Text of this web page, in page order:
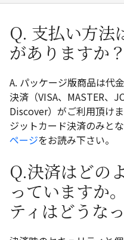
Q. 支払い方法
がありますか？
A. パッケージ版商品は代
決済（VISA、MASTER、
Discover）がご利用頂け
ジットカード決済のみと
ページをお読み下さい。
Q.決済はどの
っていますか
ティはどうな